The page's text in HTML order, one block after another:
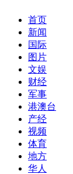
首页
新闻
国际
图片
文娱
财经
军事
港澳台
产经
视频
体育
地方
华人